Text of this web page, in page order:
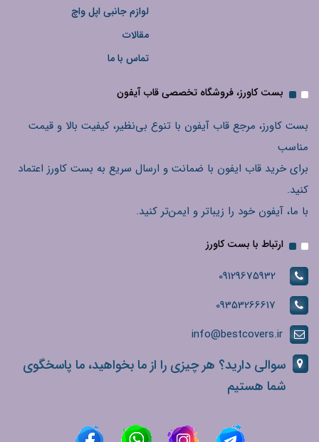
لوازم جانبی اپل واچ
مقالات
تماس با ما
بست کاورز، فروشگاه تخصصی قاب آیفون
بست کاورز، مرجع قاب آیفون با تنوع بی‌نظیر، کیفیت بالا و قیمت
مناسب
برای خرید قاب ایفون با ضمانت و ارسال سریع به بست کاورز اعتماد
کنید.
با ما، آیفون خود را زیباتر و ایمن‌تر کنید.
ارتباط با بست کاورز
09129675932
09353266617
info@bestcovers.ir
سوالی دارید؟ هر چیزی را از ما بخواهید، ما پاسخگوی
شما هستیم